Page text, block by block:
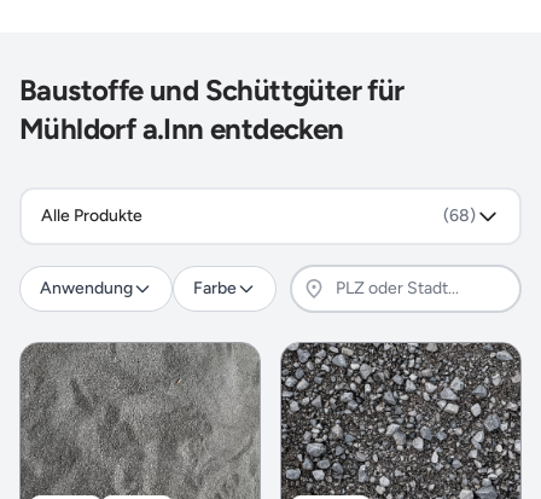
Baustoffe und Schüttgüter für
Mühldorf a.Inn entdecken
Alle Produkte (68)
Anwendung Farbe